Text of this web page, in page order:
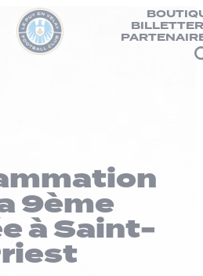
9ème
à Saint-
des cookies